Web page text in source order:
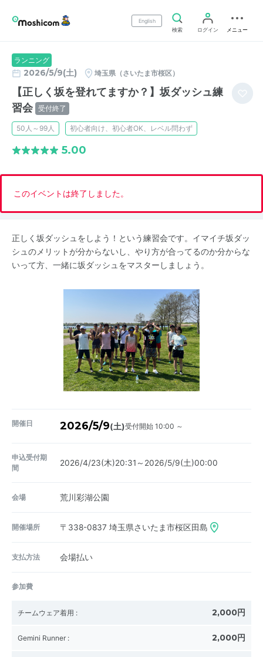
English
検索
ログイン メニュー
ランニング
2026/5/9(土) 埼玉県（さいたま市桜区）
【正しく坂を登れてますか？】坂ダッシュ練
習会 受付終了
50人～99人 初心者向け、初心者OK、レベル問わず
5.00
このイベントは終了しました。
正しく坂ダッシュをしよう！という練習会です。イマイチ坂ダッ
シュのメリットが分からないし、やり方が合ってるのか分からな
いって方、一緒に坂ダッシュをマスターしましょう。
開催日 2026/5/9(土)受付開始 10:00 ～
申込受付期
間
2026/4/23(木)20:31～2026/5/9(土)00:00
会場 荒川彩湖公園
開催場所 〒338-0837 埼玉県さいたま市桜区田島
支払方法 会場払い
参加費
チームウェア着用 : 2,000円
Gemini Runner : 2,000円